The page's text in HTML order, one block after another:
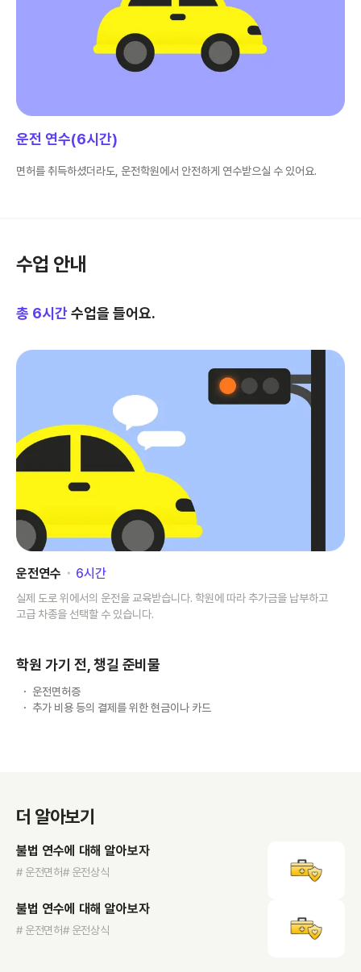
운전 연수(6시간)
면허를 취득하셨더라도, 운전학원에서 안전하게 연수받으실 수 있어요.
수업 안내
총 6시간수업을 들어요.
운전연수 ･ 6시간
실제 도로 위에서의 운전을 교육받습니다. 학원에 따라 추가금을 납부하고
고급 차종을 선택할 수 있습니다.
학원 가기 전, 챙길 준비물
운전면허증
추가 비용 등의 결제를 위한 현금이나 카드
더 알아보기
불법 연수에 대해 알아보자
# 운전면허# 운전상식
불법 연수에 대해 알아보자
# 운전면허# 운전상식